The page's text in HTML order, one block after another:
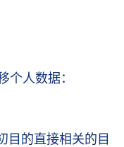
个人数据：
目的直接相关的目